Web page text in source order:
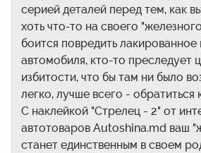
серией деталей перед тем, как
хоть что-то на своего
боится повредить лакированное
автомобиля, кто-то преследует
избитости, что бы там ни было
легко, лучше всего - обратиться
С наклейкой "Стрелец - 2" от
автотоваров Autoshina.md ваш
станет единственным в своем